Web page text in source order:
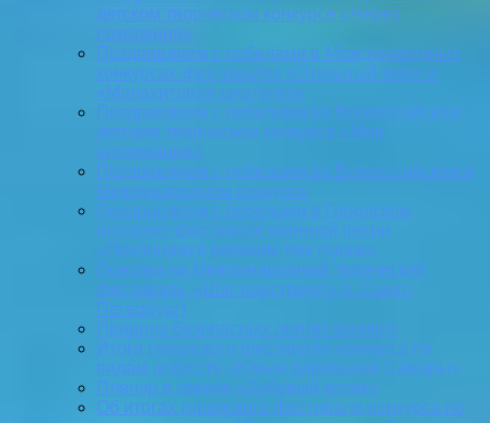
детском творческом конкурсе «Через
поколения»
Поздравляем с победами в Международных
конкурсах-фестивалях «Открытый мир» и
«Малахитовая шкатулка»
Поздравляем с победами во Всероссийском
детском творческом конкурсе «Мир
аппликации»
Поздравляем с победами во Всероссийском и
Международном конкурсе
Поздравляем с победами в Городском
интернет-фестивале военной песни
«Поклонимся великим тем годам»
Поездка на Международный творческий
фестиваль «Шаг навстречу!» (г. Санкт-
Петербург)
Правила безопасных летних каникул
Итоги городского фестиваля-конкурса по
видам искусств «Юные дарования Самары»
Пленэр в сквере «Дубовый колок»
Об итогах городского фестиваля-конкурса по